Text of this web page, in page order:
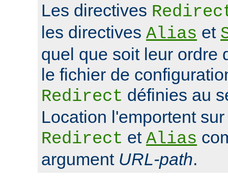
Les directives
les directives Alias et
quel que soit leur ordre
le fichier de
Redirect définies au
Location l'emportent
Redirect et Alias
argument URL-path.